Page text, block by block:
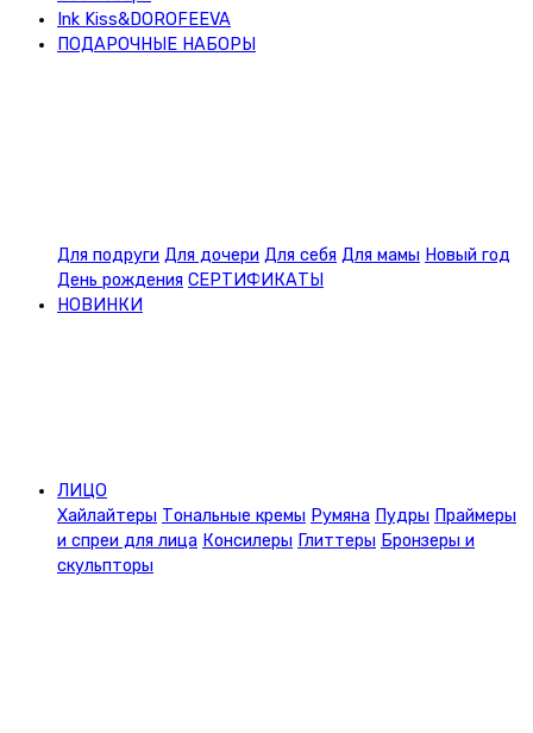
Ink Kiss&DOROFEEVA
ПОДАРОЧНЫЕ НАБОРЫ
Для подруги Для дочери Для себя Для мамы Новый год
День рождения СЕРТИФИКАТЫ
НОВИНКИ
ЛИЦО
Хайлайтеры Тональные кремы Румяна Пудры Праймеры
и спреи для лица Консилеры Глиттеры Бронзеры и
скульпторы